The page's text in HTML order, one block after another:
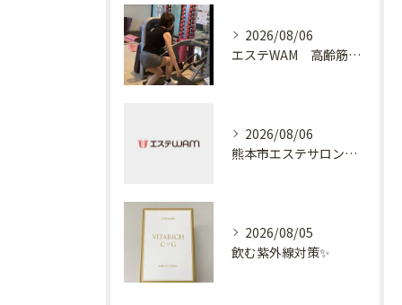
2026/08/06
エステWAM 高齢筋トレ
2026/08/06
熊本市エステサロン プラスでケア✨
2026/08/05
飲む紫外線対策✨